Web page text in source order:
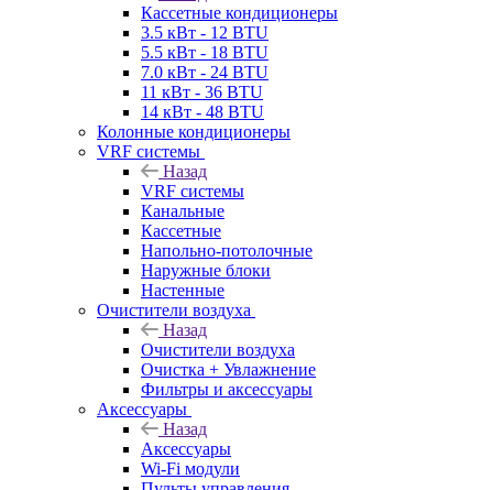
Кассетные кондиционеры
3.5 кВт - 12 BTU
5.5 кВт - 18 BTU
7.0 кВт - 24 BTU
11 кВт - 36 BTU
14 кВт - 48 BTU
Колонные кондиционеры
VRF системы
Назад
VRF системы
Канальные
Кассетные
Напольно-потолочные
Наружные блоки
Настенные
Очистители воздуха
Назад
Очистители воздуха
Очистка + Увлажнение
Фильтры и аксессуары
Аксессуары
Назад
Аксессуары
Wi-Fi модули